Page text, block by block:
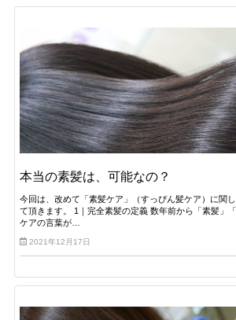
本当の素髪は、可能なの？
今回は、改めて「素髪ケア」（すっぴん髪ケア）に関
て頂きます。 1｜完全素髪の定義 数年前から「素髪」
ケアの言葉が…
2021年12月17日